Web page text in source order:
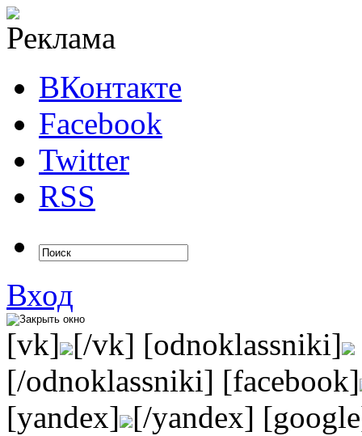
ВКонтакте
Facebook
Twitter
RSS
Вход
[vk] [/vk] [odnoklassniki]
[/odnoklassniki] [facebook]
[yandex] [/yandex]